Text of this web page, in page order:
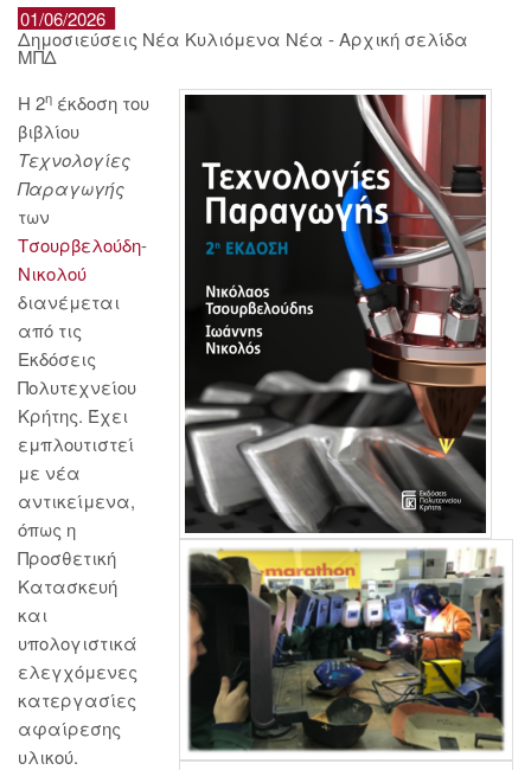
01/06/2026
Δημοσιεύσεις Νέα Κυλιόμενα Νέα - Αρχική σελίδα
ΜΠΔ
Η 2η έκδοση του
βιβλίου
Τεχνολογίες
Παραγωγής
των
Τσουρβελούδη-
Νικολού
διανέμεται
από τις
Εκδόσεις
Πολυτεχνείου
Κρήτης. Έχει
εμπλουτιστεί
με νέα
αντικείμενα,
όπως η
Προσθετική
Κατασκευή
και
υπολογιστικά
ελεγχόμενες
κατεργασίες
αφαίρεσης
υλικού.